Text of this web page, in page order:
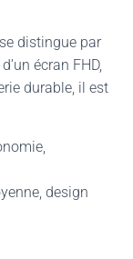
distingue par
écran FHD,
durable, il est
design